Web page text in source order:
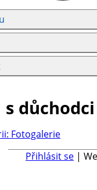
s
Fotogalerie
Přihlásit se |